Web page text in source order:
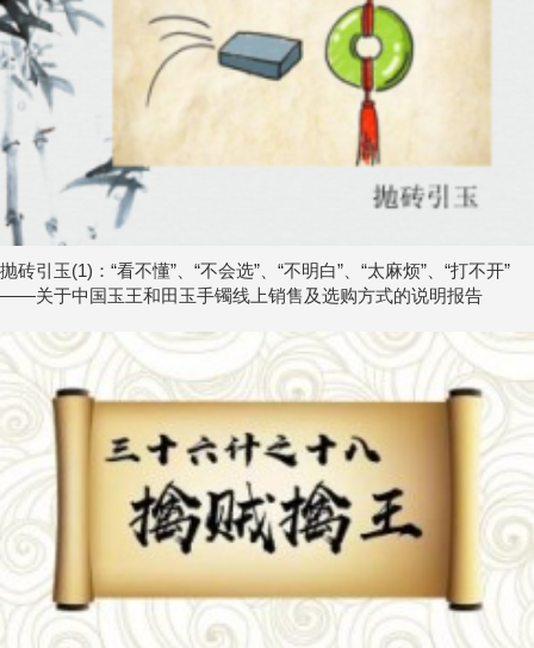
抛砖引玉(1)：“看不懂”、“不会选”、“不明白”、“太麻烦”、“打不开”
——关于中国玉王和田玉手镯线上销售及选购方式的说明报告